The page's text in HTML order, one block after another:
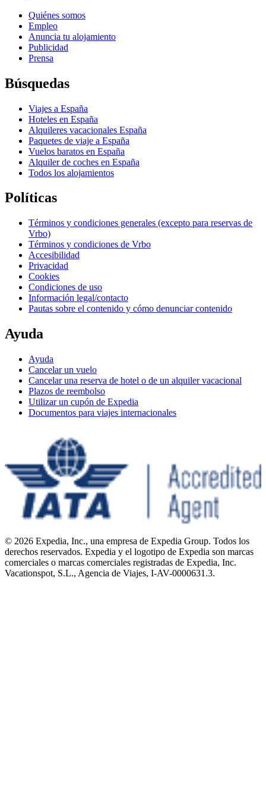
Quiénes somos
Empleo
Anuncia tu alojamiento
Publicidad
Prensa
Búsquedas
Viajes a España
Hoteles en España
Alquileres vacacionales España
Paquetes de viaje a España
Vuelos baratos en España
Alquiler de coches en España
Todos los alojamientos
Políticas
Términos y condiciones generales (excepto para reservas de
Vrbo)
Términos y condiciones de Vrbo
Accesibilidad
Privacidad
Cookies
Condiciones de uso
Información legal/contacto
Pautas sobre el contenido y cómo denunciar contenido
Ayuda
Ayuda
Cancelar un vuelo
Cancelar una reserva de hotel o de un alquiler vacacional
Plazos de reembolso
Utilizar un cupón de Expedia
Documentos para viajes internacionales
© 2026 Expedia, Inc., una empresa de Expedia Group. Todos los
derechos reservados. Expedia y el logotipo de Expedia son marcas
comerciales o marcas comerciales registradas de Expedia, Inc.
Vacationspot, S.L., Agencia de Viajes, I-AV-0000631.3.